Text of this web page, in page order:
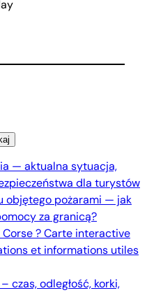
— aktualna sytuacja,
dla turystów
objętego pożarami — jak
za granicą?
Corse ? Carte interactive
et informations utiles
czas, odległość, korki,